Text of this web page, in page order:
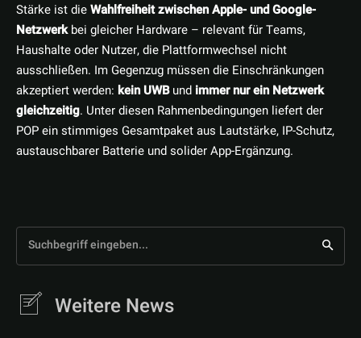
Stärke ist dieWahlfreiheit zwischen Apple- und Google-
Netzwerkbei gleicher Hardware – relevant für Teams,
Haushalte oder Nutzer, die Plattformwechsel nicht
ausschließen. Im Gegenzug müssen die Einschränkungen
akzeptiert werden: kein UWBund immer nur ein Netzwerk
gleichzeitig. Unter diesen Rahmenbedingungen liefert der
POP ein stimmiges Gesamtpaket aus Lautstärke, IP-Schutz,
austauschbarer Batterie und solider App-Ergänzung.
Suchbegriff eingeben...
Weitere News